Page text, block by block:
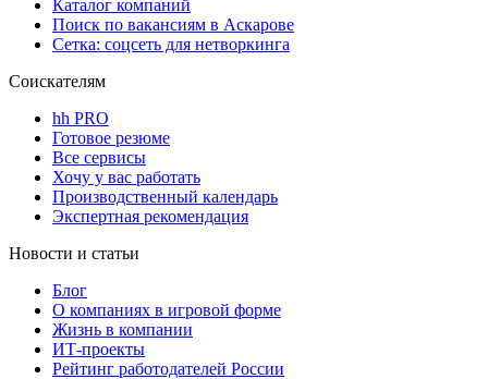
Каталог компаний
Поиск по вакансиям в Аскарове
Сетка: соцсеть для нетворкинга
Соискателям
hh PRO
Готовое резюме
Все сервисы
Хочу у вас работать
Производственный календарь
Экспертная рекомендация
Новости и статьи
Блог
О компаниях в игровой форме
Жизнь в компании
ИТ-проекты
Рейтинг работодателей России